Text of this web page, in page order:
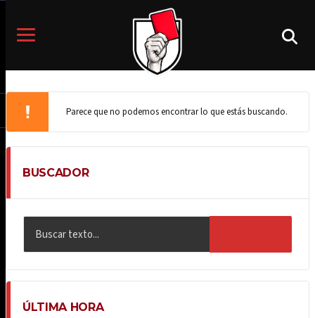
Parece que no podemos encontrar lo que estás buscando.
BUSCADOR
ÚLTIMA HORA